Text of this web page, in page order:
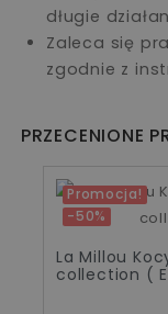
długie
Zaleca się
zgodnie z
PRZECENIONE
Promocja!
-50%
La Millou
collection (